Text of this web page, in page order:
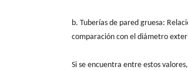
b. Tuberías de pared gruesa:
comparación con el diámetro
Si se encuentra entre estos